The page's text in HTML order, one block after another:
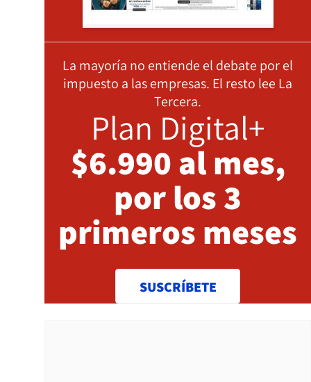
La mayoría no entiende el debate por el
impuesto a las empresas. El resto lee La
Tercera.
Plan Digital+
$6.990 al mes,
por los 3
primeros meses
SUSCRÍBETE